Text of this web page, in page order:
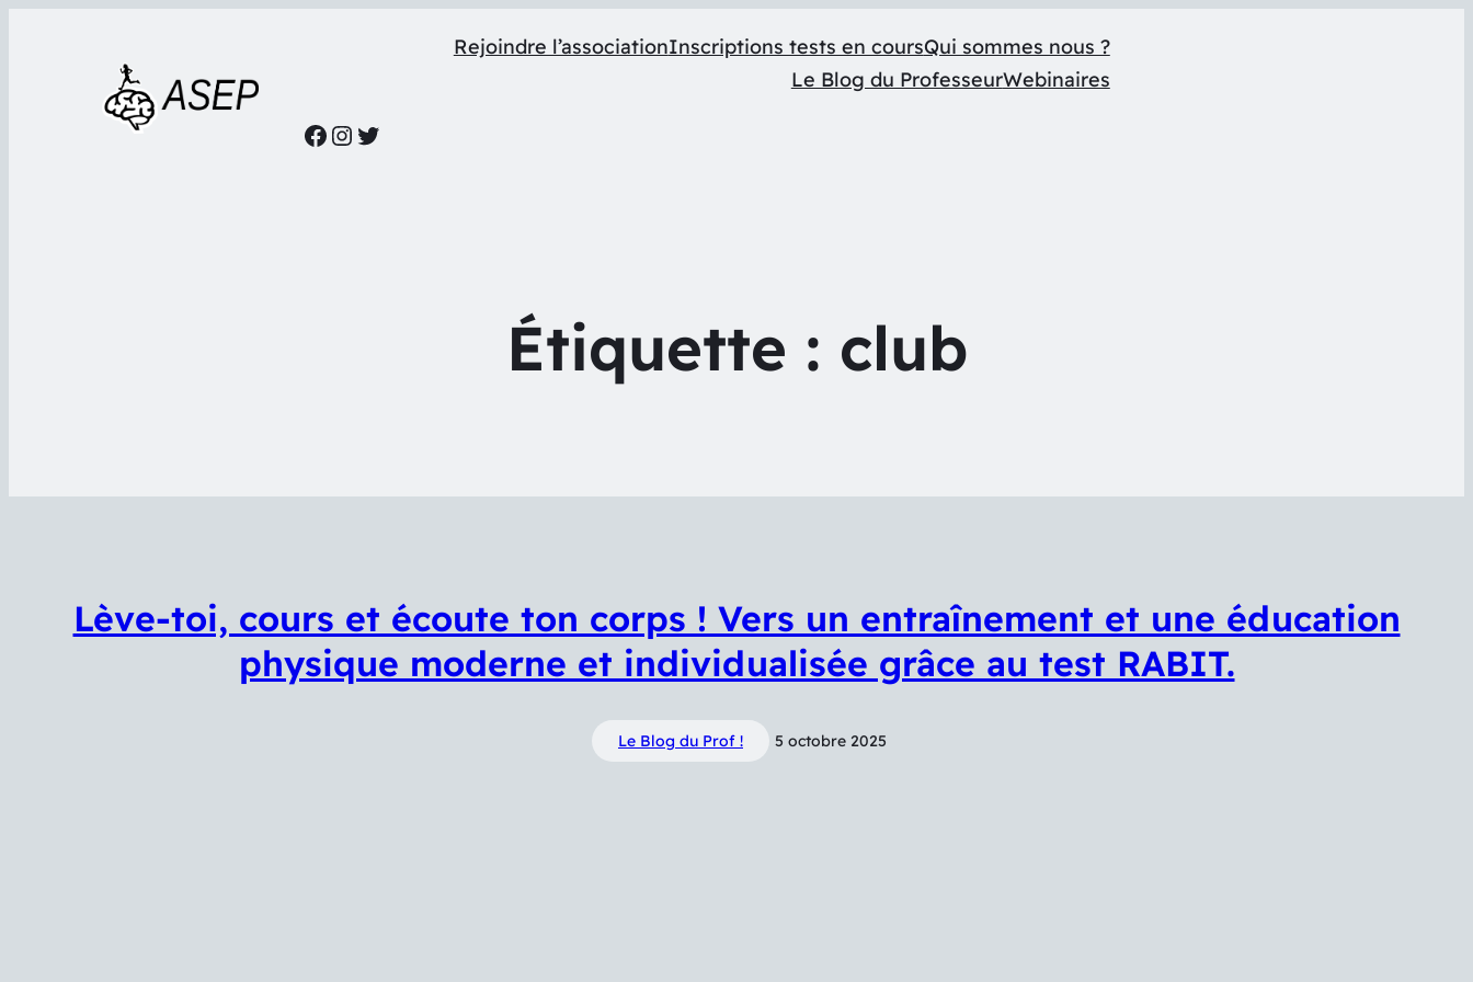
Rejoindre l’associationInscriptions tests en coursQui sommes nous ?
Le Blog du ProfesseurWebinaires
Facebook
Instagram
Twitter
Étiquette : club
Lève-toi, cours et écoute ton corps ! Vers un entraînement et une éducation
physique moderne et individualisée grâce au test RABIT.
Le Blog du Prof ! 5 octobre 2025